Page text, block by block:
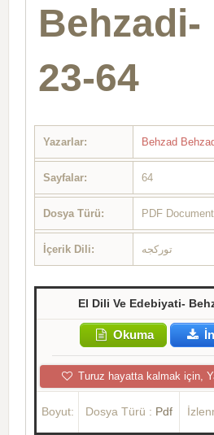
Behzadi-
23-64
Yazarlar: Behzad
Sayfalar: 64
Dosya Türü: PDF Document
İçerik Dili: تورکجه
El Dili Ve Edebiyati-
Okuma
Turuz hayatta kalmak için,
Boyut: Dosya Türü : Pdf